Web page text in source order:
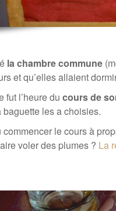
la chambre commune
et qu’elles allaient
fut l’heure du cours de
les a choisies.
le cours à
voler des plumes ? La